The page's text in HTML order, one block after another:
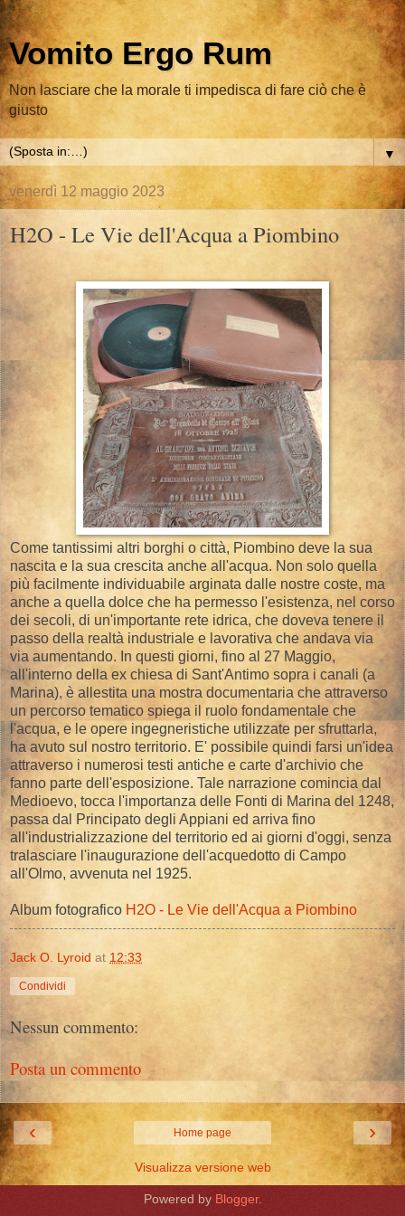
Vomito Ergo Rum
Non lasciare che la morale ti impedisca di fare ciò che è
giusto
▼
venerdì 12 maggio 2023
H2O - Le Vie dell'Acqua a Piombino
Come tantissimi altri borghi o città, Piombino deve la sua
nascita e la sua crescita anche all'acqua. Non solo quella
più facilmente individuabile arginata dalle nostre coste, ma
anche a quella dolce che ha permesso l'esistenza, nel corso
dei secoli, di un'importante rete idrica, che doveva tenere il
passo della realtà industriale e lavorativa che andava via
via aumentando. In questi giorni, fino al 27 Maggio,
all'interno della ex chiesa di Sant'Antimo sopra i canali (a
Marina), è allestita una mostra documentaria che attraverso
un percorso tematico spiega il ruolo fondamentale che
l'acqua, e le opere ingegneristiche utilizzate per sfruttarla,
ha avuto sul nostro territorio. E' possibile quindi farsi un'idea
attraverso i numerosi testi antiche e carte d'archivio che
fanno parte dell'esposizione. Tale narrazione comincia dal
Medioevo, tocca l'importanza delle Fonti di Marina del 1248,
passa dal Principato degli Appiani ed arriva fino
all'industrializzazione del territorio ed ai giorni d'oggi, senza
tralasciare l'inaugurazione dell'acquedotto di Campo
all'Olmo, avvenuta nel 1925.
Album fotografico H2O - Le Vie dell'Acqua a Piombino
Jack O. Lyroid at 12:33
Condividi
Nessun commento:
Posta un commento
‹ ›
Home page
Visualizza versione web
Powered by Blogger.